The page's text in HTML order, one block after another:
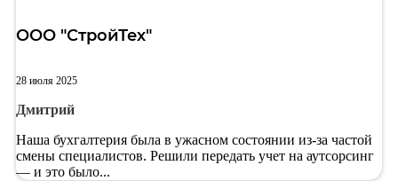
ООО "СтройТех"
28 июля 2025
Дмитрий
Наша бухгалтерия была в ужасном состоянии из-за частой
смены специалистов. Решили передать учет на аутсорсинг
— и это было...